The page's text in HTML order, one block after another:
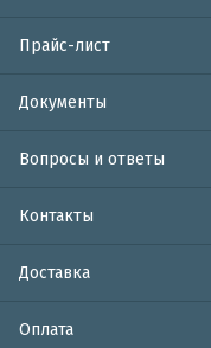
Прайс-лист
Документы
Вопросы и ответы
Контакты
Доставка
Оплата